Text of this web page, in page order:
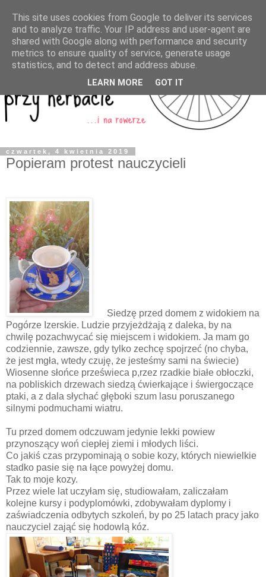
czwartek, 4 kwietnia 2019
Popieram protest nauczycieli
Siedzę przed domem z widokiem na
Pogórze Izerskie. Ludzie przyjeżdżają z daleka, by na
chwilę pozachwycać się miejscem i widokiem. Ja mam go
codziennie, zawsze, gdy tylko zechcę spojrzeć (no chyba,
że jest mgła, wtedy czuję, że jesteśmy sami na świecie)
Wiosenne słońce prześwieca p,rzez rzadkie białe obłoczki,
na pobliskich drzewach siedzą ćwierkające i świergoczące
ptaki, a z dala słychać głęboki szum lasu poruszanego
silnymi podmuchami wiatru.
Tu przed domem odczuwam jedynie lekki powiew
przynoszący woń ciepłej ziemi i młodych liści.
Co jakiś czas przypominają o sobie kozy, których niewielkie
stadko pasie się na łące powyżej domu.
Tak to moje kozy.
Przez wiele lat uczyłam się, studiowałam, zaliczałam
kolejne kursy i podyplomówki, zdobywałam dyplomy i
zaświadczenia odbytych szkoleń, by po 25 latach pracy jako
nauczyciel zająć się hodowlą kóz.
This site uses cookies from Google to deliver its services
and to analyze traffic. Your IP address and user-agent are
shared with Google along with performance and security
metrics to ensure quality of service, generate usage
statistics, and to detect and address abuse.
LEARN MORE GOT IT